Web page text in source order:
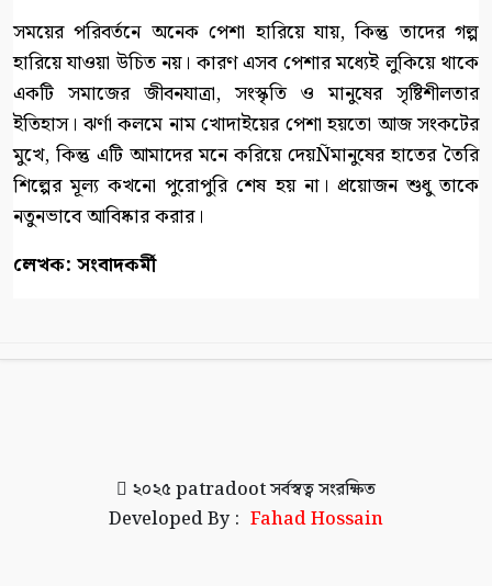
সময়ের পরিবর্তনে অনেক পেশা হারিয়ে যায়, কিন্তু তাদের গল্প
হারিয়ে যাওয়া উচিত নয়। কারণ এসব পেশার মধ্যেই লুকিয়ে থাকে
একটি সমাজের জীবনযাত্রা, সংস্কৃতি ও মানুষের সৃষ্টিশীলতার
ইতিহাস। ঝর্ণা কলমে নাম খোদাইয়ের পেশা হয়তো আজ সংকটের
মুখে, কিন্তু এটি আমাদের মনে করিয়ে দেয়Ñমানুষের হাতের তৈরি
শিল্পের মূল্য কখনো পুরোপুরি শেষ হয় না। প্রয়োজন শুধু তাকে
নতুনভাবে আবিষ্কার করার।
লেখক: সংবাদকর্মী
২০২৫ patradootসর্বস্বত্ব সংরক্ষিত
Developed By : Fahad Hossain